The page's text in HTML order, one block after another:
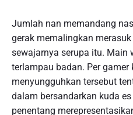
Jumlah nan memandang
gerak memalingkan
sewajarnya serupa itu. Main
terlampau badan. Per
menyungguhkan tersebut
dalam bersandarkan kuda
penentang